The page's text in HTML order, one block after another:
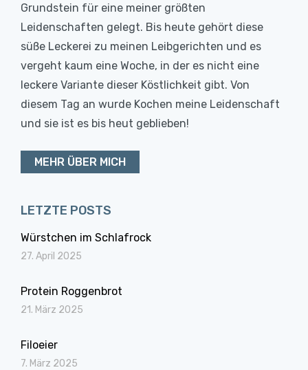
Grundstein für eine meiner größten
Leidenschaften gelegt. Bis heute gehört diese
süße Leckerei zu meinen Leibgerichten und es
vergeht kaum eine Woche, in der es nicht eine
leckere Variante dieser Köstlichkeit gibt. Von
diesem Tag an wurde Kochen meine Leidenschaft
und sie ist es bis heut geblieben!
MEHR ÜBER MICH
LETZTE POSTS
Würstchen im Schlafrock
27. April 2025
Protein Roggenbrot
21. März 2025
Filoeier
7. März 2025